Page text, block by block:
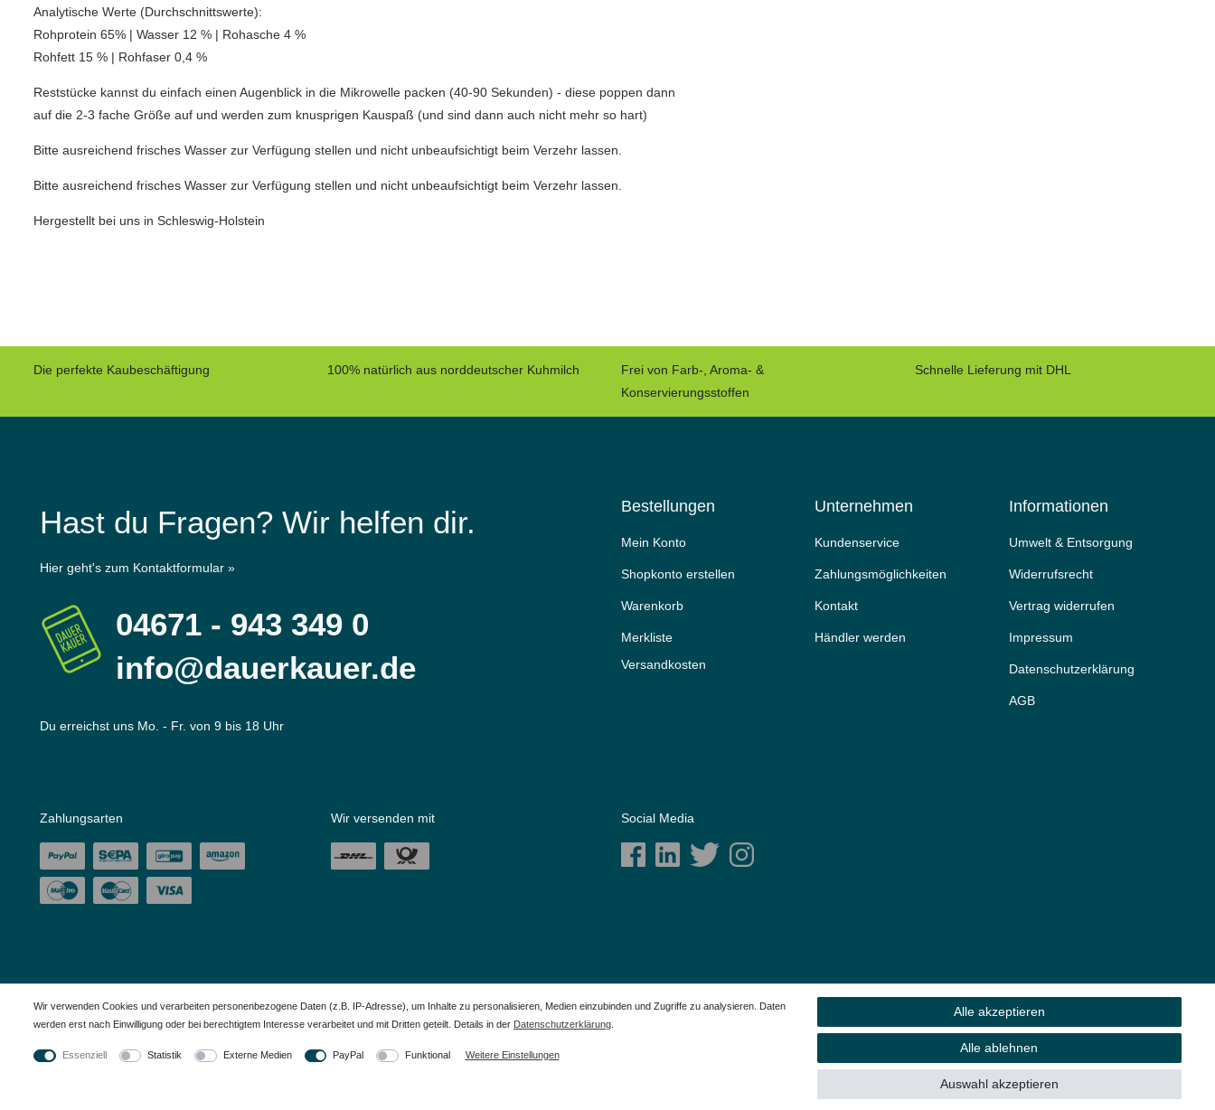
Analytische Werte (Durchschnittswerte):
Rohprotein 65% | Wasser 12 % | Rohasche 4 %
Rohfett 15 % | Rohfaser 0,4 %
Reststücke kannst du einfach einen Augenblick in die Mikrowelle packen (40-90 Sekunden) - diese poppen dann
auf die 2-3 fache Größe auf und werden zum knusprigen Kauspaß (und sind dann auch nicht mehr so hart)
Bitte ausreichend frisches Wasser zur Verfügung stellen und nicht unbeaufsichtigt beim Verzehr lassen.
Bitte ausreichend frisches Wasser zur Verfügung stellen und nicht unbeaufsichtigt beim Verzehr lassen.
Hergestellt bei uns in Schleswig-Holstein
Die perfekte Kaubeschäftigung 100% natürlich aus norddeutscher Kuhmilch
Frei von Farb-, Aroma- &
Konservierungsstoffen
Schnelle Lieferung mit DHL
Hast du Fragen? Wir helfen dir.
Hier geht's zum Kontaktformular »
04671 - 943 349 0
info@dauerkauer.de
Du erreichst uns Mo. - Fr. von 9 bis 18 Uhr
Bestellungen
Mein Konto
Shopkonto erstellen
Warenkorb
Merkliste
Versandkosten
Unternehmen
Kundenservice
Zahlungsmöglichkeiten
Kontakt
Händler werden
Informationen
Umwelt & Entsorgung
Widerrufs­recht
Vertrag widerrufen
Impressum
Daten­schutz­erklärung
AGB
Zahlungsarten Wir versenden mit Social Media
Alle in den Webseiten erwähnten Geräte- und Zubehörbezeichnungen dienen lediglich der Anwendungshilfe. Alle genannten Markennamen sind eingetragene Warenzeichen Ihrer Eigentümer.
Wir verwenden Cookies und verarbeiten personenbezogene Daten (z.B. IP-Adresse), um Inhalte zu personalisieren, Medien einzubinden und Zugriffe zu analysieren. Daten
werden erst nach Einwilligung oder bei berechtigtem Interesse verarbeitet und mit Dritten geteilt. Details in der Daten­schutz­erklärung
Essenziell Statistik Externe Medien PayPal Funktional Weitere Einstellungen
Alle akzeptieren
Alle ablehnen
Auswahl akzeptieren